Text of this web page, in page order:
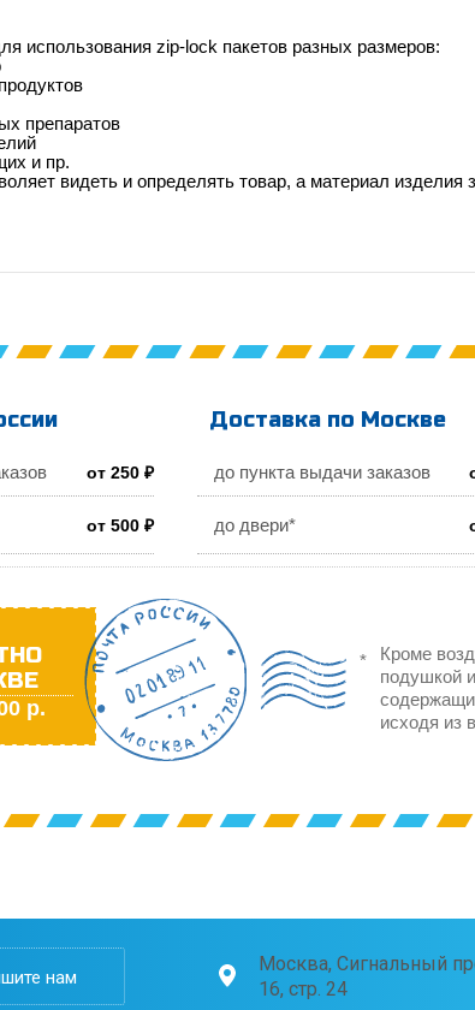
использования zip-lock пакетов разных размеров:
препаратов
и пр.
видеть и определять товар, а материал
от 250 ₽
от 500 ₽
Доставка по Москве
до пункта выдачи заказов
до двери*
р.
Кроме
подушкой
исходя из
нам
Москва, Сигнальный
16, стр. 24